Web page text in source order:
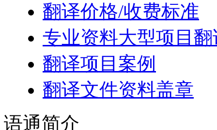
翻译价格/收费标准
专业资料大型项目翻
翻译项目案例
翻译文件资料盖章
语通简介